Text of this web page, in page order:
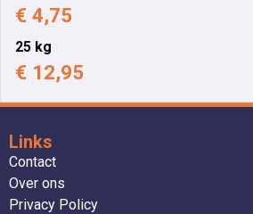
€ 4,75
25 kg
€ 12,95
Links
Contact
Over ons
Privacy Policy